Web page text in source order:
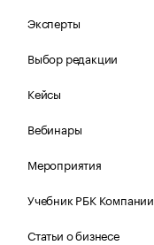
Эксперты
Выбор редакции
Кейсы
Вебинары
Мероприятия
Учебник РБК Компании
Статьи о бизнесе